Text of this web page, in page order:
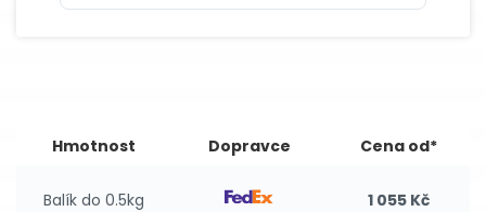
Hmotnost Dopravce Cena od*
Balík do 0.5kg 1 055 Kč